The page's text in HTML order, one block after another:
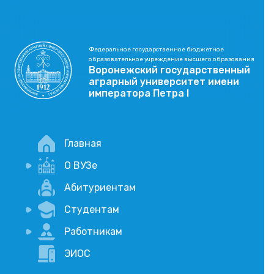
Федеральное государственное бюджетное
образовательное учреждение высшего образования
Воронежский государственный
аграрный университет имени
императора Петра I
Главная
О ВУЗе
Новости
Учебный процесс
Научная деятельность
Абитуриентам
Студентам
Портал дистанционого обучения
Академические отпуска
Работникам
Внимание, опрос!
ЭИОС